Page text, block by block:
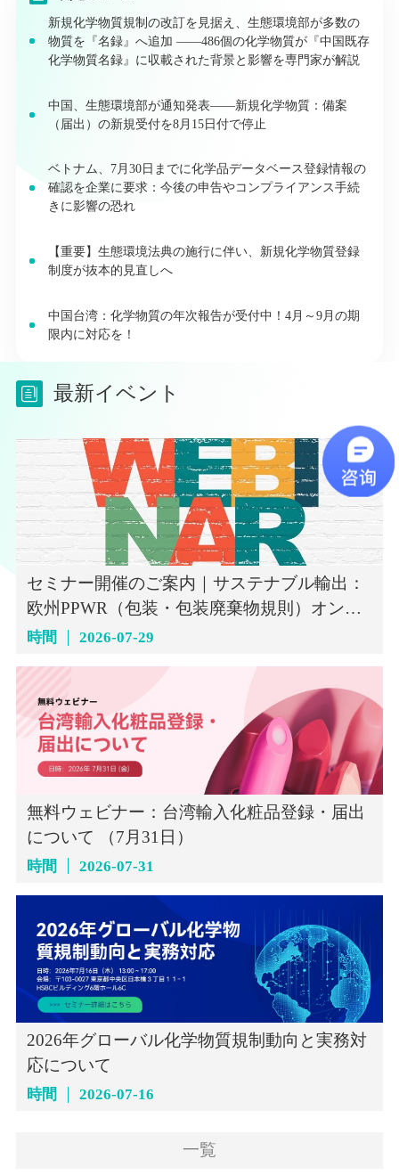
新規化学物質規制の改訂を見据え、生態環境部が多数の
物質を『名録』へ追加 ——486個の化学物質が『中国既存
化学物質名録』に収載された背景と影響を専門家が解説
中国、生態環境部が通知発表――新規化学物質：備案
（届出）の新規受付を8月15日付で停止
ベトナム、7月30日までに化学品データベース登録情報の
確認を企業に要求：今後の申告やコンプライアンス手続
きに影響の恐れ
【重要】生態環境法典の施行に伴い、新規化学物質登録
制度が抜本的見直しへ
中国台湾：化学物質の年次報告が受付中！4月～9月の期
限内に対応を！
最新イベント
セミナー開催のご案内｜サステナブル輸出：
欧州PPWR（包装・包装廃棄物規則）オンラ
インセミナー（7月29日）
時間 2026-07-29
無料ウェビナー：台湾輸入化粧品登録・届出
について （7月31日）
時間 2026-07-31
2026年グローバル化学物質規制動向と実務対
応について
時間 2026-07-16
一覧